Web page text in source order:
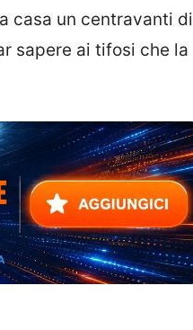
casa un centravanti di
sapere ai tifosi che la